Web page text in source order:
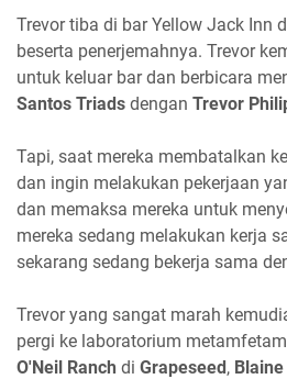
Trevor tiba di bar Yellow Jack Inn
beserta penerjemahnya. Trevor
untuk keluar bar dan berbicara
Santos Triads dengan Trevor
Tapi, saat mereka membatalkan
dan ingin melakukan pekerjaan
dan memaksa mereka untuk
mereka sedang melakukan kerja
sekarang sedang bekerja sama
Trevor yang sangat marah
pergi ke laboratorium
O'Neil Ranch di Grapeseed,